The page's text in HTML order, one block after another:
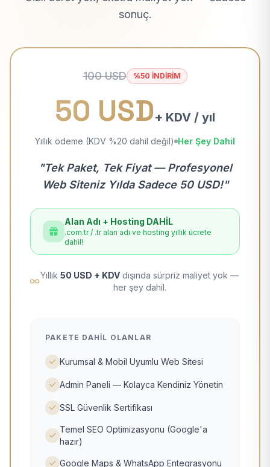
sonuç.
100 USD %50 İNDİRİM
50 USD+ KDV / yıl
Yıllık ödeme (KDV %20 dahil değil) Her Şey Dahil
"Tek Paket, Tek Fiyat — Profesyonel
Web Siteniz Yılda Sadece 50 USD!"
Alan Adı + Hosting DAHİL
.com.tr / .tr alan adı ve hosting yıllık ücrete
dahil!
Yıllık 50 USD + KDV dışında sürpriz maliyet yok —
her şey dahil.
PAKETE DAHIL OLANLAR
Kurumsal & Mobil Uyumlu Web Sitesi
Admin Paneli — Kolayca Kendiniz Yönetin
SSL Güvenlik Sertifikası
Temel SEO Optimizasyonu (Google'a
hazır)
Google Maps & WhatsApp Entegrasyonu